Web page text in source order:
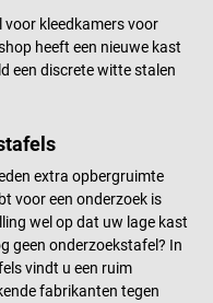
bij de levering inbegrepen.
kleedkamers voor
heeft een nieuwe kast
een discrete witte stalen
extra opbergruimte
voor een onderzoek is
wel op dat uw lage kast
geen onderzoekstafel? In
vindt u een ruim
fabrikanten tegen